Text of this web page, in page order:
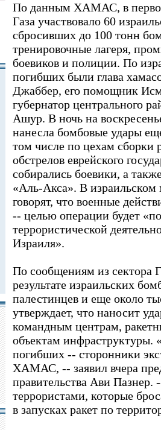
По данным ХАМАС, в
Газа участвовало 60
сбросивших до 100 тонн
тренировочные лагеря,
боевиков и полиции. По
погибших были глава
Джаббер, его помощник
губернатор центрального
Ашур. В ночь на
нанесла бомбовые удары
том числе по цехам сборки
обстрелов еврейского
собирались боевики, а
«Аль-Акса». В
говорят, что военные
-- целью операции будет
террористической
Израиля».
По сообщениям из сектора
результате израильских
палестинцев и еще около
утверждает, что наносит
командным центрам,
объектам
погибших -- сторонники
ХАМАС, -- заявил вчера
правительства Ави
террористами, которые
в запусках ракет по